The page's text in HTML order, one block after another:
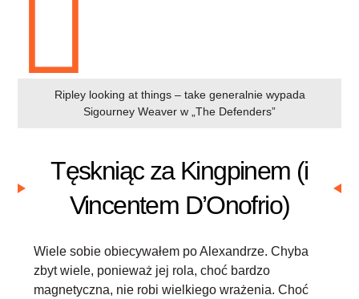
Ripley looking at things – take generalnie wypada
Sigourney Weaver w „The Defenders”
Tęskniąc za Kingpinem (i
Vincentem D’Onofrio)
Wiele sobie obiecywałem po Alexandrze. Chyba
zbyt wiele, ponieważ jej rola, choć bardzo
magnetyczna, nie robi wielkiego wrażenia. Choć